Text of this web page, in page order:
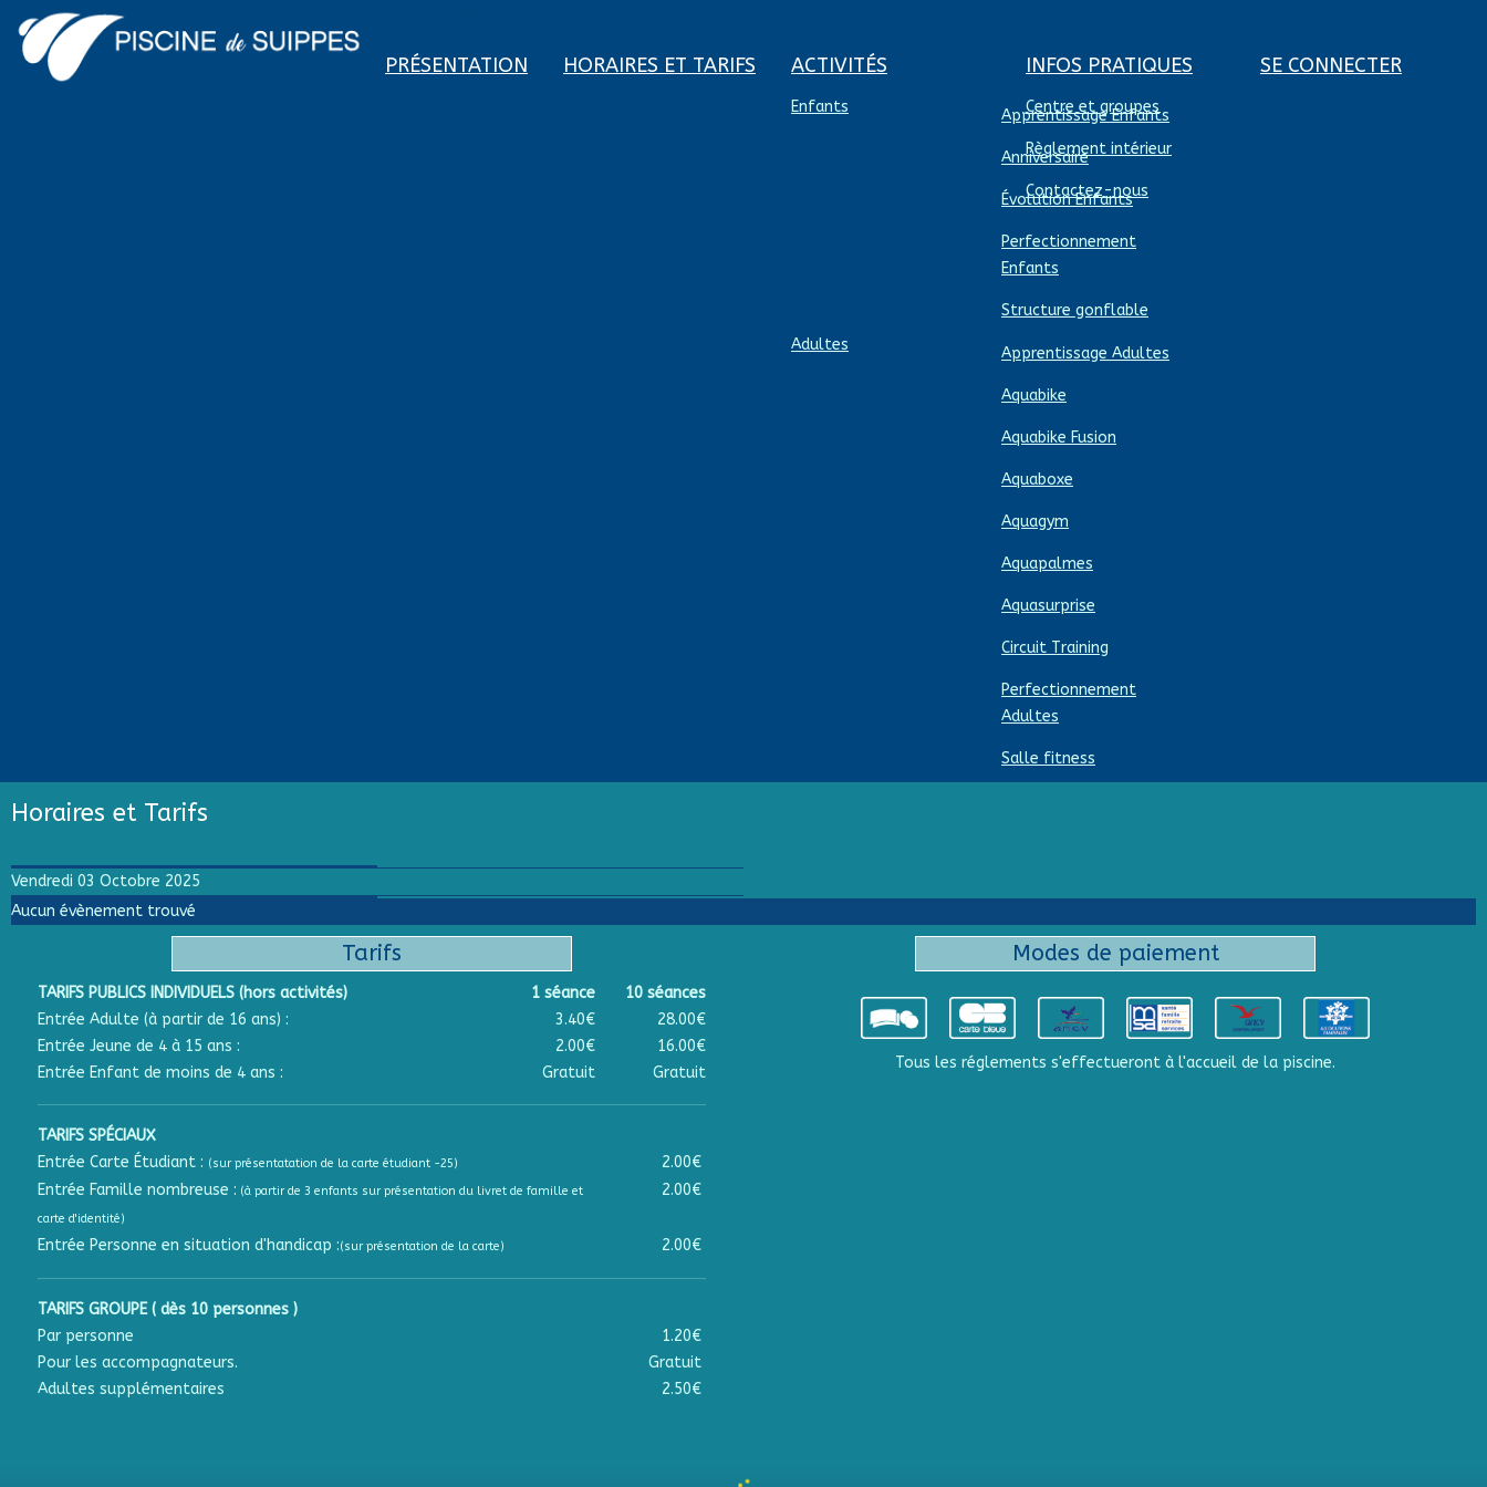
PRÉSENTATION HORAIRES ET TARIFS ACTIVITÉS
Enfants Apprentissage Enfants
Anniversaire
Évolution Enfants
Perfectionnement
Enfants
Structure gonflable
Adultes
Apprentissage Adultes
Aquabike
Aquabike Fusion
Aquaboxe
Aquagym
Aquapalmes
Aquasurprise
Circuit Training
Perfectionnement
Adultes
Salle fitness
INFOS PRATIQUES
Centre et groupes
Règlement intérieur
Contactez-nous
SE CONNECTER
Horaires et Tarifs
Vendredi 03 Octobre 2025
Aucun évènement trouvé
Tarifs
TARIFS PUBLICS INDIVIDUELS (hors activités) 1 séance
10 séances
Entrée Adulte (à partir de 16 ans) :
3.40€
28.00€
Entrée Jeune de 4 à 15 ans :
2.00€
16.00€
Entrée Enfant de moins de 4 ans :
Gratuit Gratuit
TARIFS SPÉCIAUX
Entrée Carte Étudiant : (sur présentatation de la carte étudiant -25)
2.00€
Entrée Famille nombreuse : (à partir de 3 enfants sur présentation du livret de famille et
carte d'identité)
2.00€
Entrée Personne en situation d'handicap :(sur présentation de la carte) 2.00€
TARIFS GROUPE ( dès 10 personnes )
Par personne
1.20€
Pour les accompagnateurs.
Gratuit
Adultes supplémentaires
2.50€
Modes de paiement
Tous les réglements s'effectueront à l'accueil de la piscine.